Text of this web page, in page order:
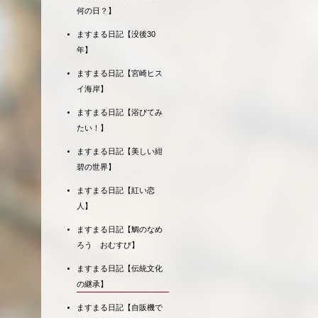
何の日？】
ますまる日記【没後30
年】
ますまる日記【宮崎ヒス
イ海岸】
ますまる日記【浴びてみ
たい！】
ますまる日記【美しい紺
碧の世界】
ますまる日記【紅い恋
人】
ますまる日記【鯛のなめ
ろう おむすび】
ますまる日記【伝統文化
の継承】
ますまる日記【自販機で